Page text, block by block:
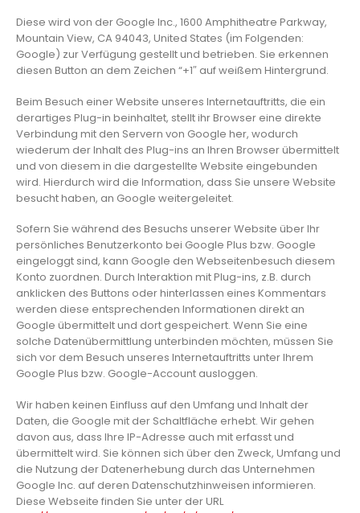
Diese wird von der Google Inc., 1600 Amphitheatre Parkway,
Mountain View, CA 94043, United States (im Folgenden:
Google) zur Verfügung gestellt und betrieben. Sie erkennen
diesen Button an dem Zeichen “+1″ auf weißem Hintergrund.
Beim Besuch einer Website unseres Internetauftritts, die ein
derartiges Plug-in beinhaltet, stellt ihr Browser eine direkte
Verbindung mit den Servern von Google her, wodurch
wiederum der Inhalt des Plug-ins an Ihren Browser übermittelt
und von diesem in die dargestellte Website eingebunden
wird. Hierdurch wird die Information, dass Sie unsere Website
besucht haben, an Google weitergeleitet.
Sofern Sie während des Besuchs unserer Website über Ihr
persönliches Benutzerkonto bei Google Plus bzw. Google
eingeloggt sind, kann Google den Webseitenbesuch diesem
Konto zuordnen. Durch Interaktion mit Plug-ins, z.B. durch
anklicken des Buttons oder hinterlassen eines Kommentars
werden diese entsprechenden Informationen direkt an
Google übermittelt und dort gespeichert. Wenn Sie eine
solche Datenübermittlung unterbinden möchten, müssen Sie
sich vor dem Besuch unseres Internetauftritts unter Ihrem
Google Plus bzw. Google-Account ausloggen.
Wir haben keinen Einfluss auf den Umfang und Inhalt der
Daten, die Google mit der Schaltfläche erhebt. Wir gehen
davon aus, dass Ihre IP-Adresse auch mit erfasst und
übermittelt wird. Sie können sich über den Zweck, Umfang und
die Nutzung der Datenerhebung durch das Unternehmen
Google Inc. auf deren Datenschutzhinweisen informieren.
Diese Webseite finden Sie unter der URL